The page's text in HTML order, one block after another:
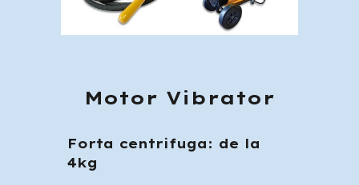
Motor Vibrator
Forta centrifuga: de la
4kg